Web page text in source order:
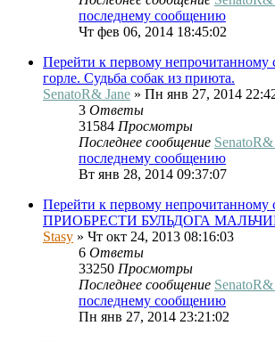
последнему сообщению
Чт фев 06, 2014 18:45:02
Перейти к первому
горле. Судьба собак из приюта.
SenatoR& Jane » Пн янв 27, 2014
3 Ответы
31584 Просмотры
Последнее сообщение SenatoR&
последнему сообщению
Вт янв 28, 2014 09:37:07
Перейти к первому
ПРИОБРЕСТИ БУЛЬДОГА
Stasy » Чт окт 24, 2013 08:16:03
6 Ответы
33250 Просмотры
Последнее сообщение SenatoR&
последнему сообщению
Пн янв 27, 2014 23:21:02